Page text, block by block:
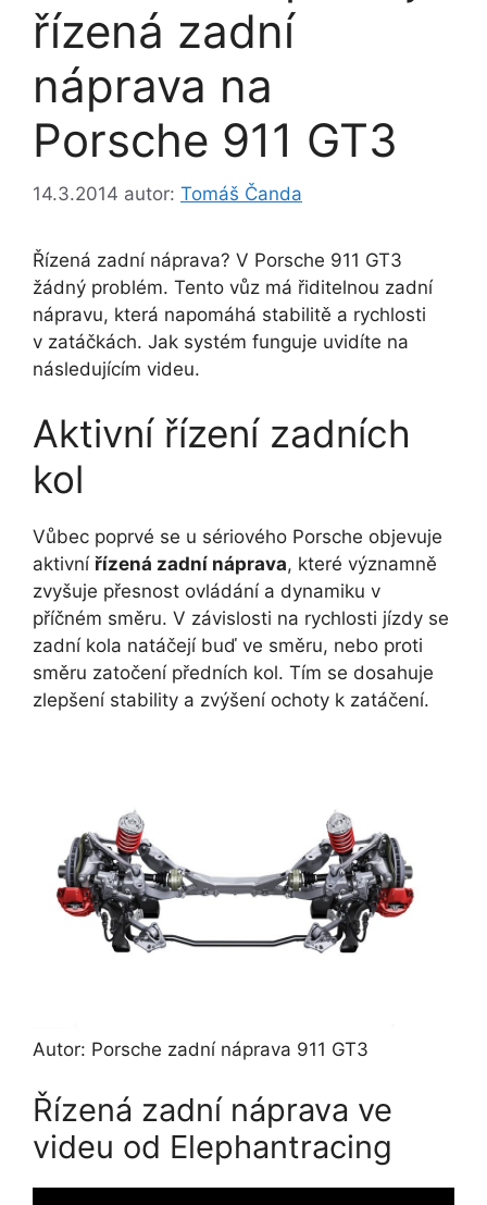
řízená zadní
náprava na
Porsche 911 GT3
14.3.2014 autor: Tomáš Čanda
Řízená zadní náprava? V Porsche 911 GT3
žádný problém. Tento vůz má řiditelnou zadní
nápravu, která napomáhá stabilitě a rychlosti
v zatáčkách. Jak systém funguje uvidíte na
následujícím videu.
Aktivní řízení zadních
kol
Vůbec poprvé se u sériového Porsche objevuje
aktivní řízená zadní náprava, které významně
zvyšuje přesnost ovládání a dynamiku v
příčném směru. V závislosti na rychlosti jízdy se
zadní kola natáčejí buď ve směru, nebo proti
směru zatočení předních kol. Tím se dosahuje
zlepšení stability a zvýšení ochoty k zatáčení.
Autor: Porsche zadní náprava 911 GT3
Řízená zadní náprava ve
videu od Elephantracing